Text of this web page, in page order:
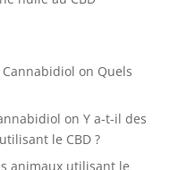
Cannabidiol on Quels
on Y a-t-il des
le CBD ?
animaux utilisant le